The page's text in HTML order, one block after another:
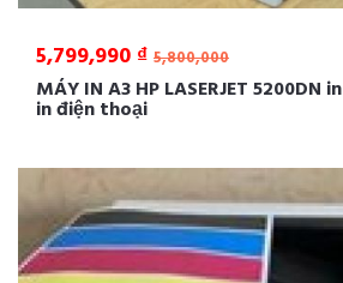
5,799,990 ₫ 5,800,000
MÁY IN A3 HP LASERJET 5200DN
in điện thoại